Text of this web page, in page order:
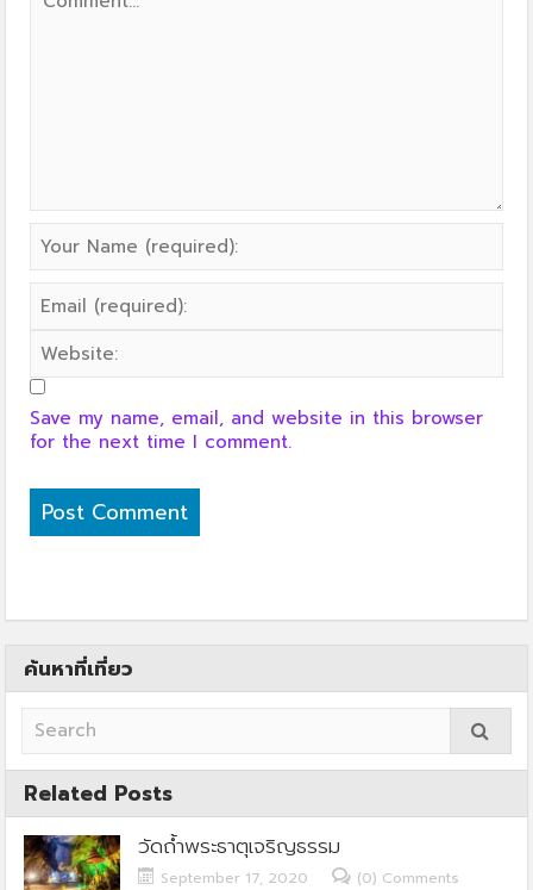
Save my name, email, and website in this browser
for the next time I comment.
ค้นหาที่เที่ยว
Related Posts
วัดถ้ำพระธาตุเจริญธรรม
September 17, 2020 (0) Comments